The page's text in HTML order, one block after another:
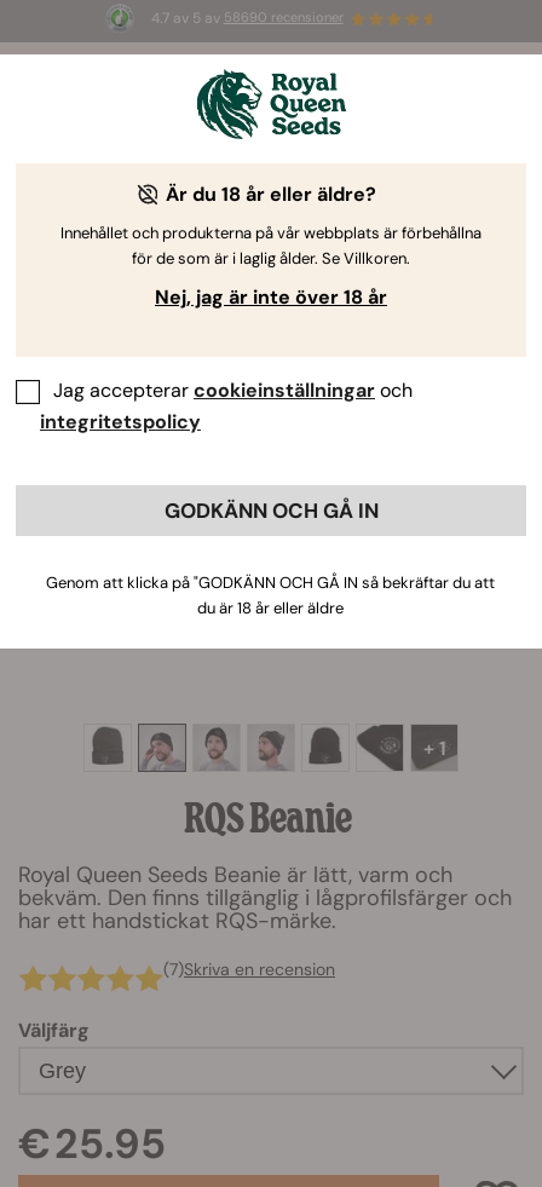
4.7 av 5 av 58690 recensioner
3 White Widow Auto-frönGRATIS för de
+ 1
RQS Beanie
Royal Queen Seeds Beanie är lätt, varm och
bekväm. Den finns tillgänglig i lågprofilsfärger och
har ett handstickat RQS-märke.
(7)Skriva en recension
Väljfärg
€ 25.95
Är du 18 år eller äldre?
Innehållet och produkterna på vår webbplats är förbehållna
för de som är i laglig ålder. Se Villkoren.
Nej, jag är inte över 18 år
Jag accepterarcookieinställningaroch
integritetspolicy
GODKÄNN OCH GÅ IN
Genom att klicka på "GODKÄNN OCH GÅ IN så bekräftar du att
du är 18 år eller äldre